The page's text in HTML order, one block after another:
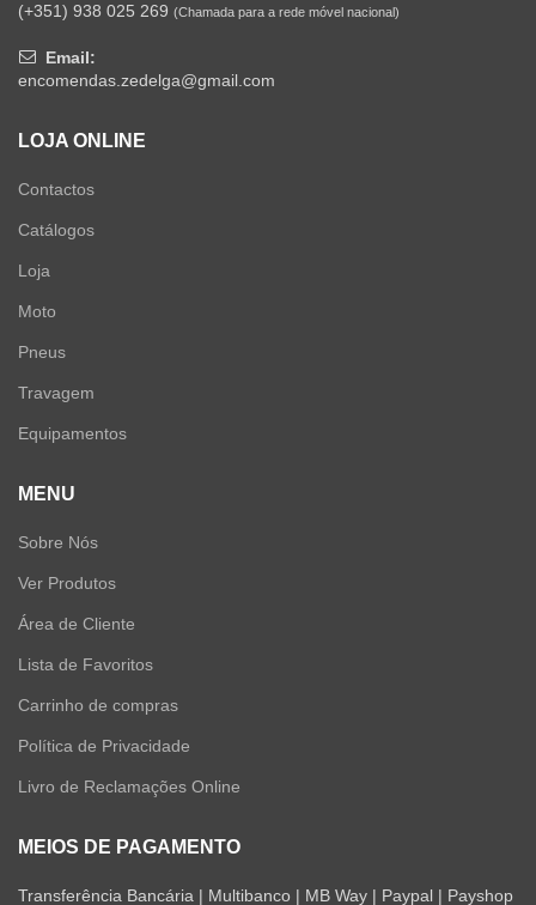
(+351) 938 025 269 (Chamada para a rede móvel nacional)
Email:
encomendas.zedelga@gmail.com
LOJA ONLINE
Contactos
Catálogos
Loja
Moto
Pneus
Travagem
Equipamentos
MENU
Sobre Nós
Ver Produtos
Área de Cliente
Lista de Favoritos
Carrinho de compras
Política de Privacidade
Livro de Reclamações Online
MEIOS DE PAGAMENTO
Transferência Bancária | Multibanco | MB Way | Paypal | Payshop